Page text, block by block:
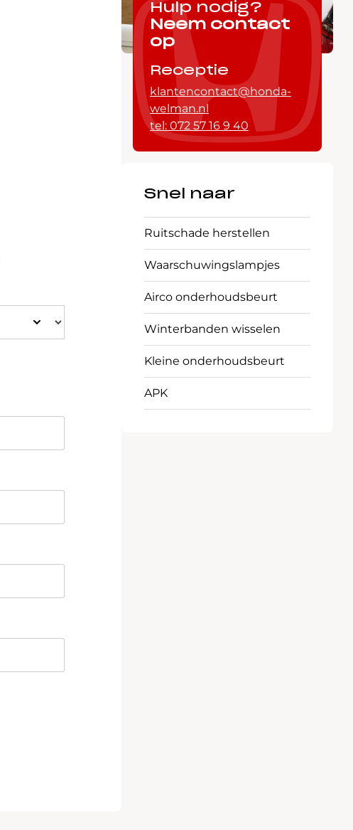
Hulp nodig?
Neem contact
op
Receptie
klantencontact@honda-
welman.nl
tel: 072 57 16 9 40
Snel naar
Ruitschade herstellen
Waarschuwings­lampjes
Airco onderhoudsbeurt
Winterbanden wisselen
Kleine onderhoudsbeurt
APK